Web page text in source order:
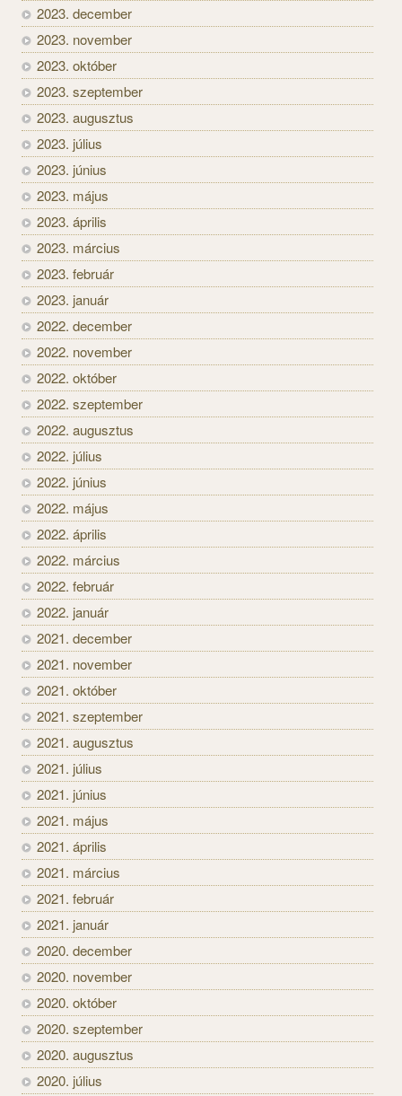
2023. december
2023. november
2023. október
2023. szeptember
2023. augusztus
2023. július
2023. június
2023. május
2023. április
2023. március
2023. február
2023. január
2022. december
2022. november
2022. október
2022. szeptember
2022. augusztus
2022. július
2022. június
2022. május
2022. április
2022. március
2022. február
2022. január
2021. december
2021. november
2021. október
2021. szeptember
2021. augusztus
2021. július
2021. június
2021. május
2021. április
2021. március
2021. február
2021. január
2020. december
2020. november
2020. október
2020. szeptember
2020. augusztus
2020. július